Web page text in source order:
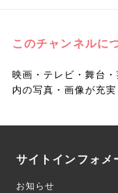
このチャンネルに
映画・テレビ・舞台
内の写真・画像が充実
サイトインフォメ
お知らせ